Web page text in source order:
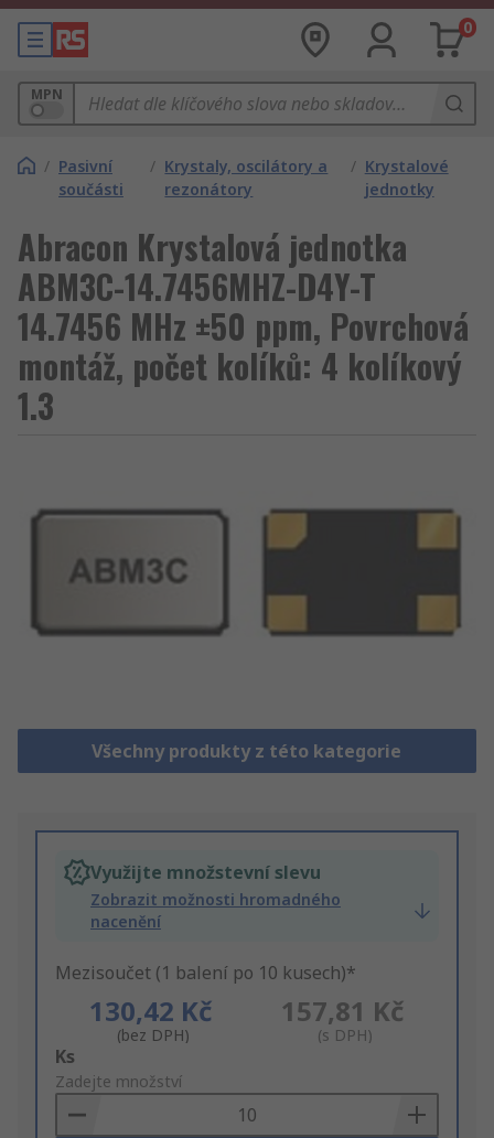
0
MPN
/ Pasivní
součásti
/ Krystaly, oscilátory a
rezonátory
/ Krystalové
jednotky
Abracon Krystalová jednotka
ABM3C-14.7456MHZ-D4Y-T
14.7456 MHz ±50 ppm, Povrchová
montáž, počet kolíků: 4 kolíkový
1.3
Všechny produkty z této kategorie
Využijte množstevní slevu
Zobrazit možnosti hromadného
nacenění
Mezisoučet (1 balení po 10 kusech)*
130,42 Kč
(bez DPH)
157,81 Kč
(s DPH)
Add
to
Basket
Ks
Zadejte množství